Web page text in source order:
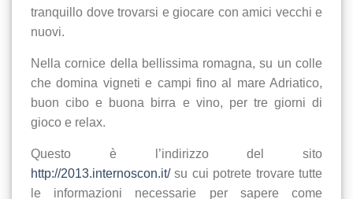
tranquillo dove trovarsi e giocare con amici vecchi e
nuovi.
Nella cornice della bellissima romagna, su un colle
che domina vigneti e campi fino al mare Adriatico,
buon cibo e buona birra e vino, per tre giorni di
gioco e relax.
Questo è l’indirizzo del sito
http://2013.internoscon.it/su cui potrete trovare tutte
le informazioni necessarie per sapere come